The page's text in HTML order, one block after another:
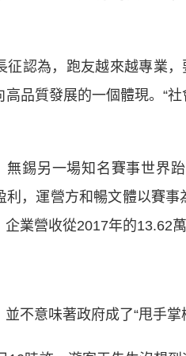
為，跑友越來越專業，
品質發展的一個體現。“
錫另一場知名賽事世界
利，運營方和暢文體以賽
業營收從2017年的13.62
意味著政府成了“甩手掌